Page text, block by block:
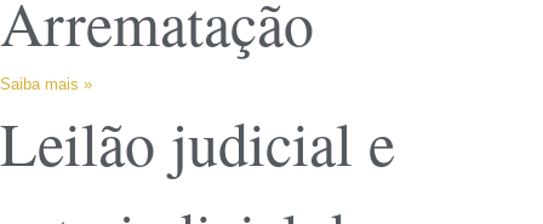
Arrematação
Saiba mais »
Leilão judicial e